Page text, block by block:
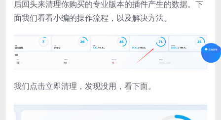
后回头来清理你购买的专业版本的插件产生的数据。下
面我们看看小编的操作流程，以及解决方法。
我们点击立即清理，发现没用，看下面。